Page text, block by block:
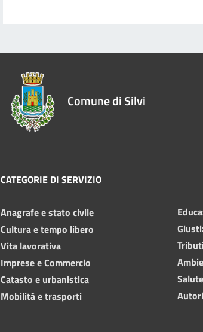
Comune di Silvi
CATEGORIE DI SERVIZIO
Anagrafe e stato civile
Cultura e tempo libero
Vita lavorativa
Imprese e Commercio
Catasto e urbanistica
Mobilità e trasporti